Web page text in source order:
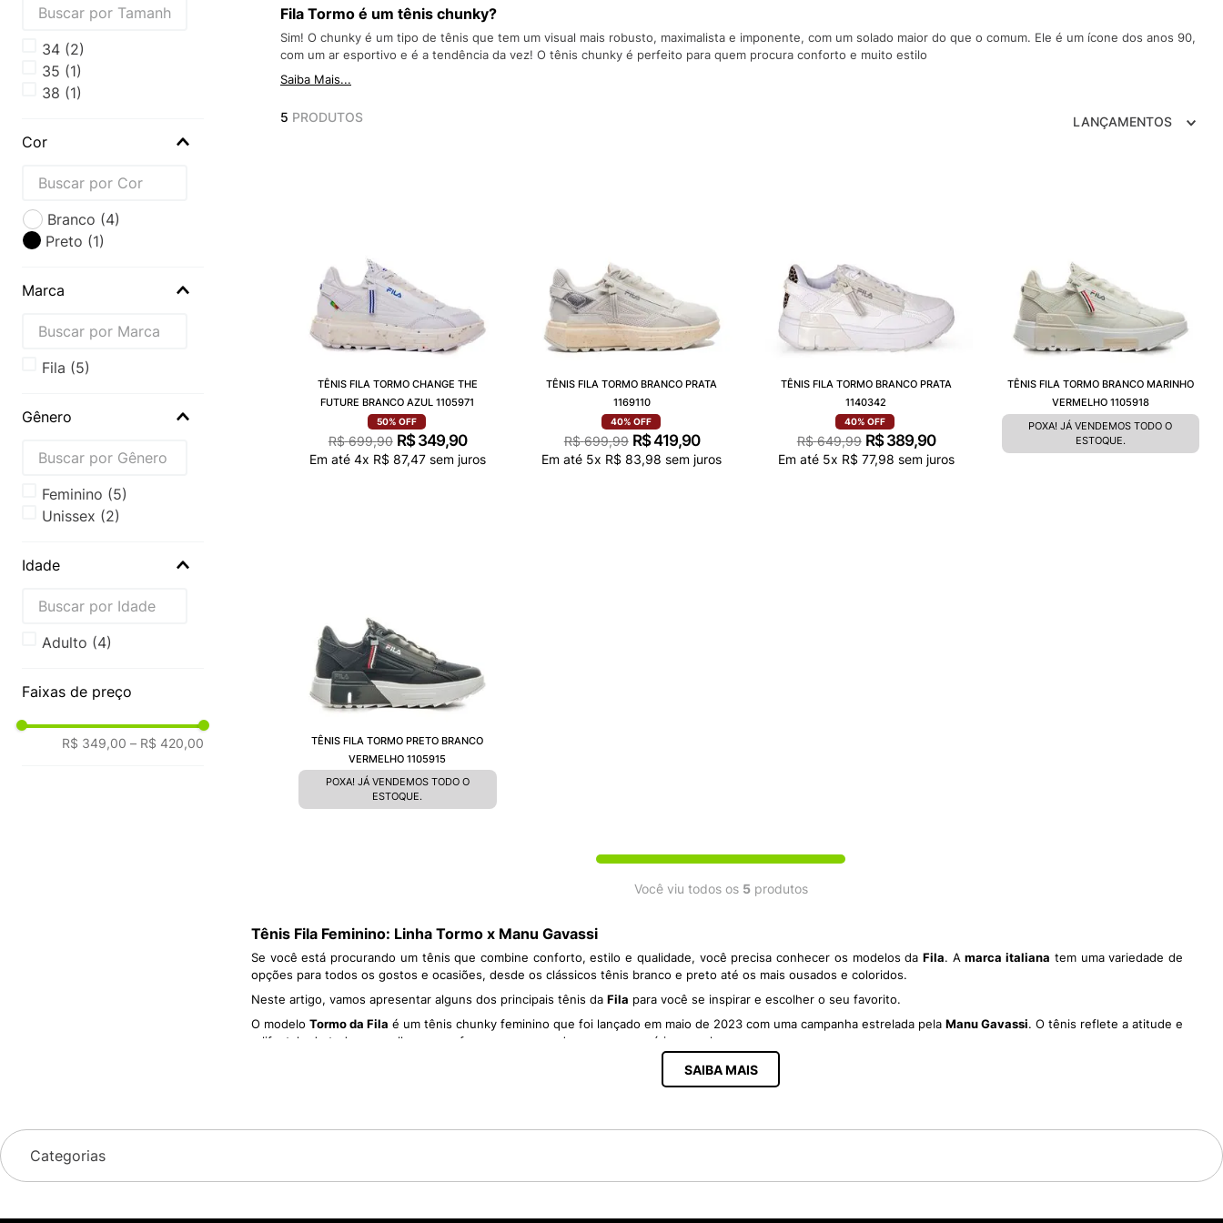
34 (2)
35 (1)
38 (1)
Cor
Branco (4)
Preto (1)
Marca
fila (5)
Gênero
Feminino (5)
Unissex (2)
Idade
Adulto (4)
Faixas de preço
R$ 349,00 – R$ 420,00
Fila Tormo é um tênis chunky?
Sim! O chunky é um tipo de tênis que tem um visual mais robusto, maximalista e imponente, com um solado maior do que o comum. Ele é um ícone dos anos 90,
com um ar esportivo e é a tendência da vez! O tênis chunky é perfeito para quem procura conforto e muito estilo
Saiba Mais...
5 PRODUTOS LANÇAMENTOS
TÊNIS FILA TORMO CHANGE THE
FUTURE BRANCO AZUL 1105971
50% OFF
R$ 699,90 R$ 349,90
Em até 4x R$ 87,47sem juros
TÊNIS FILA TORMO BRANCO PRATA
1169110
40% OFF
R$ 699,99 R$419,90
Em até 5x R$ 83,98 sem juros
TÊNIS FILA TORMO BRANCO PRATA
1140342
40% OFF
R$ 649,99 R$ 389,90
Em até 5x R$ 77,98 sem juros
TÊNIS FILA TORMO BRANCO MARINHO
VERMELHO 1105918
POXA! JÁ VENDEMOS TODO O
ESTOQUE.
TÊNIS FILA TORMO PRETO BRANCO
VERMELHO 1105915
POXA! JÁ VENDEMOS TODO O
ESTOQUE.
Você viu todos os 5produtos
Tênis Fila Feminino: Linha Tormo x Manu Gavassi
Se você está procurando um tênis que combine conforto, estilo e qualidade, você precisa conhecer os modelos da Fila. Amarca italiana tem uma variedade de
opções para todos os gostos e ocasiões, desde os clássicos tênis branco e preto até os mais ousados e coloridos.
Neste artigo, vamos apresentar alguns dos principais tênis da Fila para você se inspirar e escolher o seu favorito.
O modelo Tormo da Fila é um tênis chunky feminino que foi lançado em maio de 2023 com uma campanha estrelada pela Manu Gavassi. O tênis reflete a atitude e
o lifestyle de todas as mulheres e reforça a presença da marca no cenário casual.
street da Fila.
Ele tem um zíper lateral que facilita o calce, uma entressola de EVA macio com aplicações contrastantes e um solado de borracha.
SAIBA MAIS
Categorias